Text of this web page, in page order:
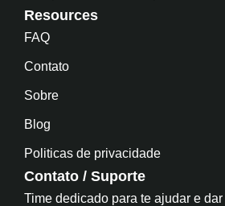
Resources
FAQ
Contato
Sobre
Blog
Politicas de privacidade
Contato / Suporte
Time dedicado para te ajudar e